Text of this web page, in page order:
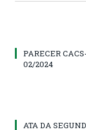
PARECER
02/2024
ATA DA